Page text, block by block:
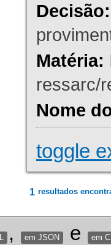
Decisão:
Matéria:
ressarc/
Nome
toggle
1 resultados
, em JSON e em